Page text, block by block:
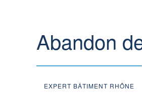
Abandon
EXPERT BÂTIMENT RHÔNE